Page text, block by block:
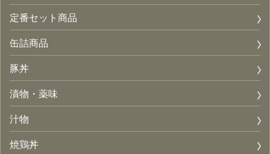
定番セット商品
缶詰商品
豚丼
漬物・薬味
汁物
焼鶏丼